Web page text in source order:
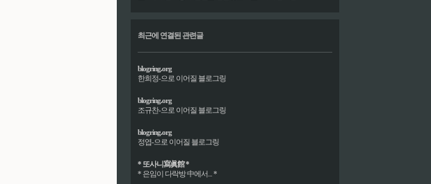
최근에 연결된 관련글
blogring.org
한희정-으로 이어질 블로그링
blogring.org
조규찬-으로 이어질 블로그링
blogring.org
정엽-으로 이어질 블로그링
* 또사니寫眞館 *
* 은임이 다락방 中에서... *